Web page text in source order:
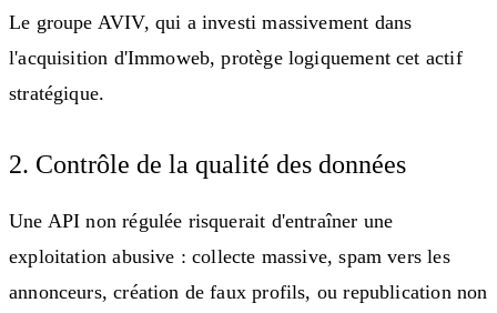
Le groupe AVIV, qui a investi massivement dans
l'acquisition d'Immoweb, protège logiquement cet actif
stratégique.
2. Contrôle de la qualité des données
Une API non régulée risquerait d'entraîner une
exploitation abusive : collecte massive, spam vers les
annonceurs, création de faux profils, ou republication non